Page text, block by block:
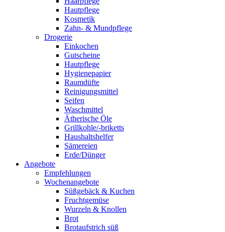
Hautpflege
Kosmetik
Zahn- & Mundpflege
Drogerie
Einkochen
Gutscheine
Hautpflege
Hygienepapier
Raumdüfte
Reinigungsmittel
Seifen
Waschmittel
Ätherische Öle
Grillkohle/-briketts
Haushaltshelfer
Sämereien
Erde/Dünger
Angebote
Empfehlungen
Wochenangebote
Süßgebäck & Kuchen
Fruchtgemüse
Wurzeln & Knollen
Brot
Brotaufstrich süß